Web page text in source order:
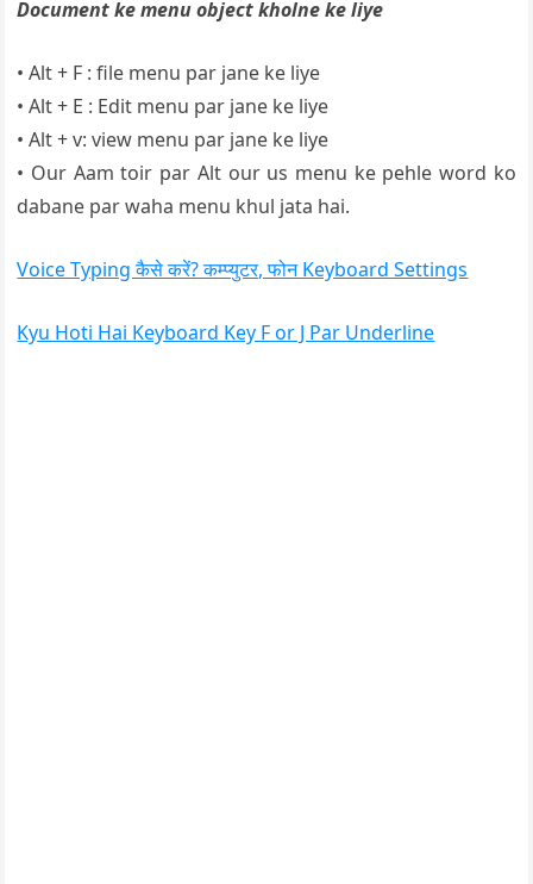
Document ke menu object kholne ke liye
• Alt + F : file menu par jane ke liye
• Alt + E : Edit menu par jane ke liye
• Alt + v: view menu par jane ke liye
• Our Aam toir par Alt our us menu ke pehle word ko
dabane par waha menu khul jata hai.
Voice Typing कैसे करें? कम्प्युटर, फोन Keyboard Settings
Kyu Hoti Hai Keyboard Key F or J Par Underline